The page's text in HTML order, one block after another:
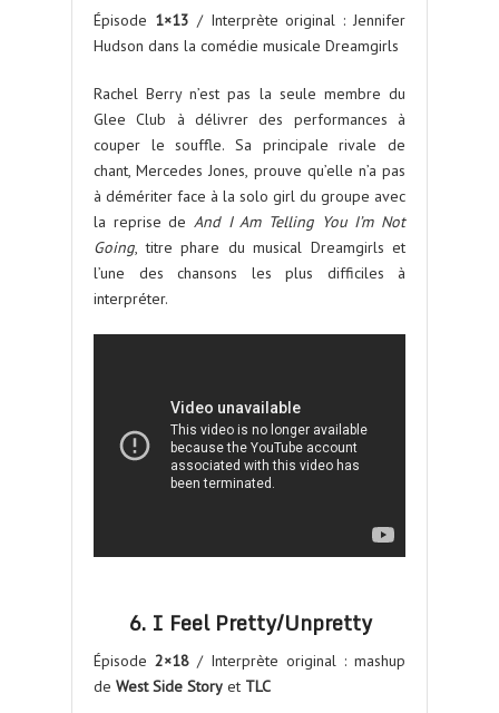
Épisode 1×13 / Interprète original : Jennifer
Hudson dans la comédie musicale Dreamgirls
Rachel Berry n’est pas la seule membre du
Glee Club à délivrer des performances à
couper le souffle. Sa principale rivale de
chant, Mercedes Jones, prouve qu’elle n’a pas
à démériter face à la solo girl du groupe avec
la reprise de And I Am Telling You I’m Not
Going, titre phare du musical Dreamgirls et
l’une des chansons les plus difficiles à
interpréter.
6. I Feel Pretty/Unpretty
Épisode 2×18 / Interprète original : mashup
de West Side Story et TLC